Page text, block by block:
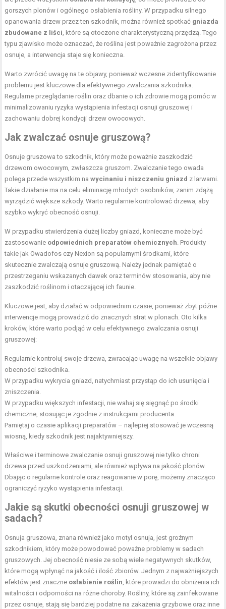
gorszych plonów i ogólnego osłabienia rośliny. W przypadku silnego
opanowania drzew przez ten szkodnik, można również spotkać gniazda
zbudowane z liści, które są otoczone charakterystyczną przędzą. Tego
typu zjawisko może oznaczać, że roślina jest poważnie zagrożona przez
osnuje, a interwencja staje się konieczna.
Warto zwrócić uwagę na te objawy, ponieważ wczesne zidentyfikowanie
problemu jest kluczowe dla efektywnego zwalczania szkodnika.
Regularne przeglądanie roślin oraz dbanie o ich zdrowie mogą pomóc w
minimalizowaniu ryzyka wystąpienia infestacji osnuji gruszowej i
zachowaniu dobrej kondycji drzew owocowych.
Jak zwalczać osnuje gruszową?
Osnuje gruszowa to szkodnik, który może poważnie zaszkodzić
drzewom owocowym, zwłaszcza gruszom. Zwalczanie tego owada
polega przede wszystkim nawycinaniu i niszczeniu gniazd z larwami.
Takie działanie ma na celu eliminację młodych osobników, zanim zdążą
wyrządzić większe szkody. Warto regularnie kontrolować drzewa, aby
szybko wykryć obecność osnuji.
W przypadku stwierdzenia dużej liczby gniazd, konieczne może być
zastosowanie odpowiednich preparatów chemicznych. Produkty
takie jak Owadofos czy Nexion są popularnymi środkami, które
skutecznie zwalczają osnuje gruszową. Należy jednak pamiętać o
przestrzeganiu wskazanych dawek oraz terminów stosowania, aby nie
zaszkodzić roślinom i otaczającej ich faunie.
Kluczowe jest, aby działać w odpowiednim czasie, ponieważ zbyt późne
interwencje mogą prowadzić do znacznych strat w plonach. Oto kilka
kroków, które warto podjąć w celu efektywnego zwalczania osnuji
gruszowej:
Regularnie kontroluj swoje drzewa, zwracając uwagę na wszelkie objawy
obecności szkodnika.
W przypadku wykrycia gniazd, natychmiast przystąp do ich usunięcia i
zniszczenia.
W przypadku większych infestacji, nie wahaj się sięgnąć po środki
chemiczne, stosując je zgodnie z instrukcjami producenta.
Pamiętaj o czasie aplikacji preparatów – najlepiej stosować je wczesną
wiosną, kiedy szkodnik jest najaktywniejszy.
Właściwe i terminowe zwalczanie osnuji gruszowej nie tylko chroni
drzewa przed uszkodzeniami, ale również wpływa na jakość plonów.
Dbając o regularne kontrole oraz reagowanie w porę, możemy znacząco
ograniczyć ryzyko wystąpienia infestacji.
Jakie są skutki obecności osnuji gruszowej w
sadach?
Osnuja gruszowa, znana również jako motyl osnuja, jest groźnym
szkodnikiem, który może powodować poważne problemy w sadach
gruszowych. Jej obecność niesie ze sobą wiele negatywnych skutków,
które mogą wpłynąć na jakość i ilość zbiorów. Jednym z najważniejszych
efektów jest znaczne osłabienie roślin, które prowadzi do obniżenia ich
witalności i odporności na różne choroby. Rośliny, które są zainfekowane
przez osnuje, stają się bardziej podatne na zakażenia grzybowe oraz inne